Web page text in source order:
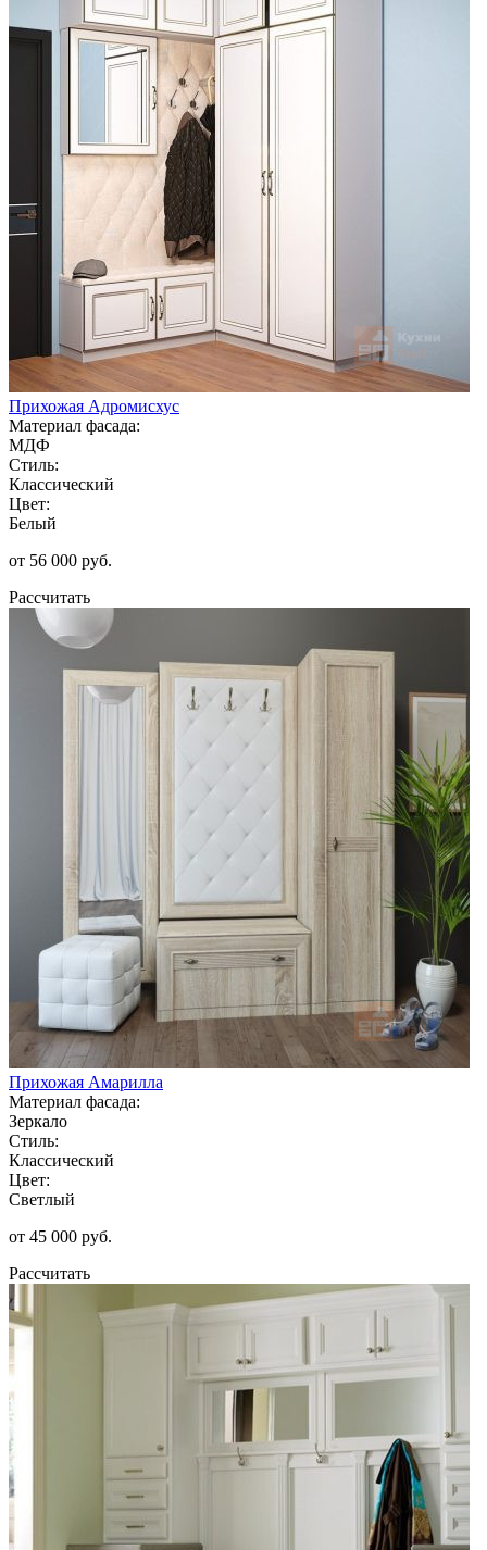
Прихожая Адромисхус
Материал фасада:
МДФ
Стиль:
Классический
Цвет:
Белый
от 56 000 руб.
Рассчитать
Прихожая Амарилла
Материал фасада:
Зеркало
Стиль:
Классический
Цвет:
Светлый
от 45 000 руб.
Рассчитать